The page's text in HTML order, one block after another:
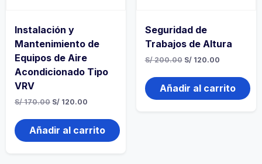
Instalación y
Mantenimiento de
Equipos de Aire
Acondicionado Tipo
VRV
S/170.00 El
original
era:
S/ 170.00.
S/ 120.00
actual
es:
S/ 120.00.
Añadir al carrito
Seguridad de
Trabajos de Altura
S/200.00 El
original
era:
S/ 200.00.
S/120.00El
actual
es:
S/ 120.00.
Añadir al carrito